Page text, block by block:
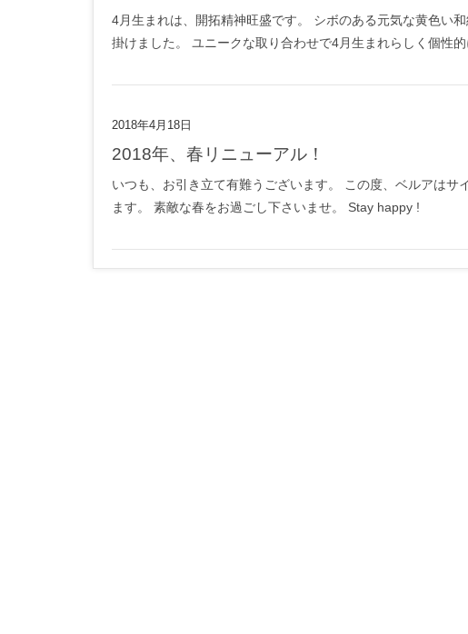
4月生まれは、開拓精神旺盛です。 シボのある元気な黄色い
掛けました。 ユニークな取り合わせで4月生まれらしく個性
2018年4月18日
2018年、春リニューアル！
いつも、お引き立て有難うございます。 この度、ベルアは
ます。 素敵な春をお過ごし下さいませ。 Stay happy !